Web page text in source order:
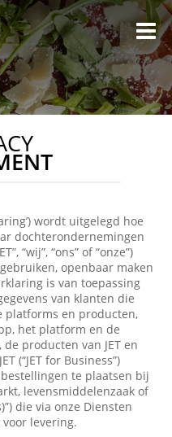
wordt uitgelegd hoe
dochterondernemingen
“wij”, “ons” of “onze”)
openbaar maken
is van toepassing
van klanten die
platforms en producten,
het platform en de
producten van JET en
(“JET for Business”)
bestellingen te plaatsen bij
levensmiddelenzaak of
die via onze Diensten
levering.